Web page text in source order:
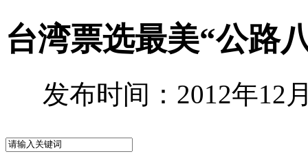
台湾票选最美“公路
发布时间：2012年12